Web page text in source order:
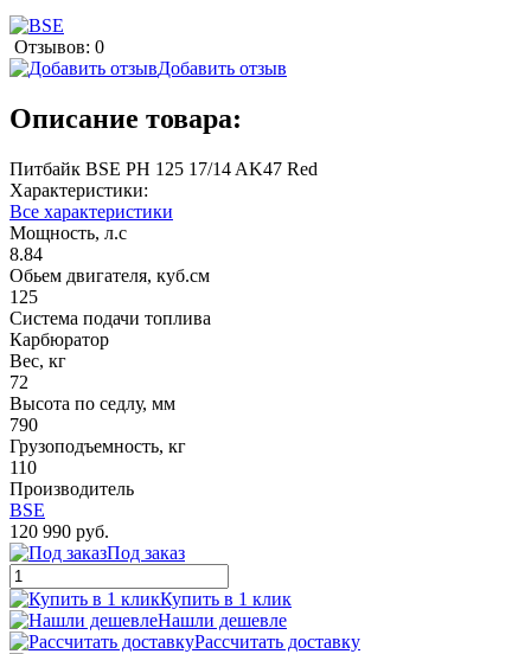
Отзывов: 0
Добавить отзыв
Описание товара:
Питбайк BSE PH 125 17/14 AK47 Red
Характеристики:
Все характеристики
Мощность, л.с
8.84
Обьем двигателя, куб.см
125
Система подачи топлива
Карбюратор
Вес, кг
72
Высота по седлу, мм
790
Грузоподъемность, кг
110
Производитель
BSE
120 990 руб.
Под заказ
Купить в 1 клик
Нашли дешевле
Рассчитать доставку